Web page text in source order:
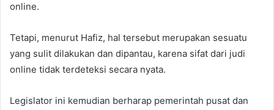
online.
Tetapi, menurut Hafiz, hal tersebut merupakan sesuatu
yang sulit dilakukan dan dipantau, karena sifat dari judi
online tidak terdeteksi secara nyata.
Legislator ini kemudian berharap pemerintah pusat dan